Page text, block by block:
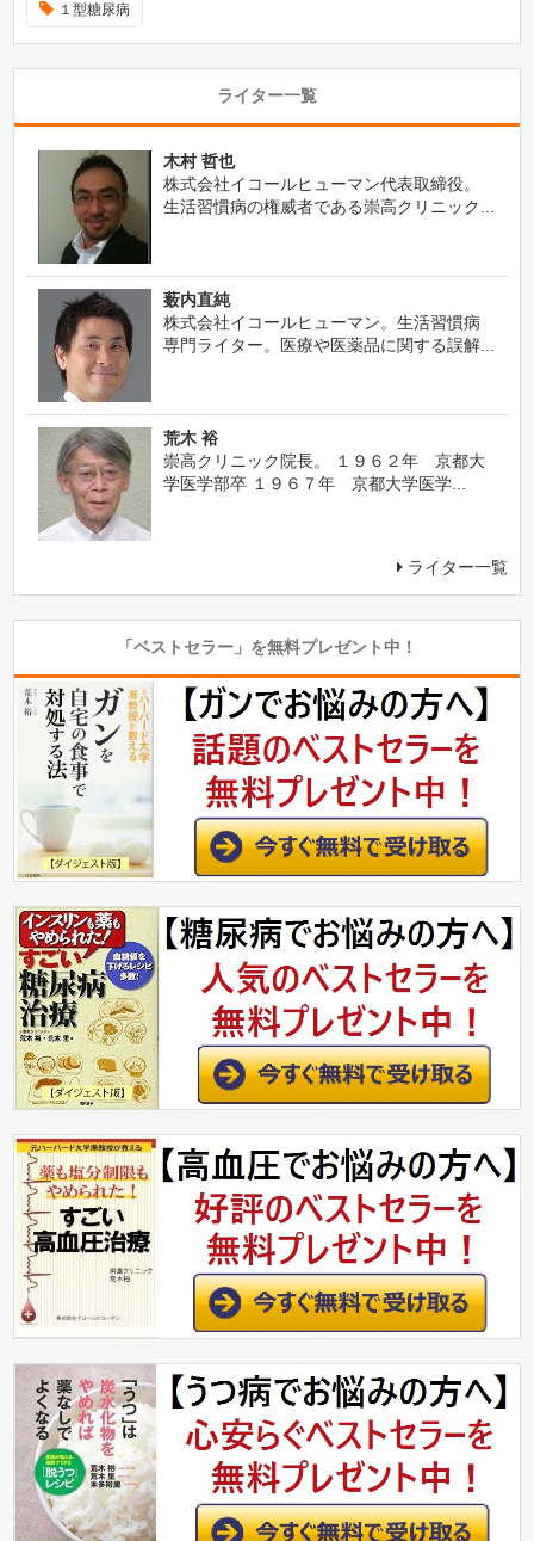
１型糖尿病
ライター一覧
木村 哲也
株式会社イコールヒューマン代表取締役。
生活習慣病の権威者である崇高クリニック...
薮内直純
株式会社イコールヒューマン。生活習慣病
専門ライター。医療や医薬品に関する誤解...
荒木 裕
崇高クリニック院長。 １９６２年 京都大
学医学部卒 １９６７年 京都大学医学...
ライター一覧
「ベストセラー」を無料プレゼント中！